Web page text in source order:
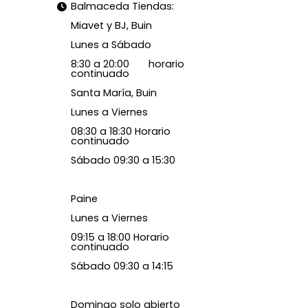
Balmaceda Tiendas:
Miavet y BJ, Buin
Lunes a Sábado
8:30 a 20:00 horario
continuado
Santa María, Buin
Lunes a Viernes
08:30 a 18:30 Horario
continuado
Sábado 09:30 a 15:30
Paine
Lunes a Viernes
09:15 a 18:00 Horario
continuado
Sábado 09:30 a 14:15
Domingo solo abierto